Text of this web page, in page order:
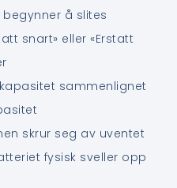
å slites
snart» eller «Erstatt
sammenlignet
skrur seg av uventet
fysisk sveller opp